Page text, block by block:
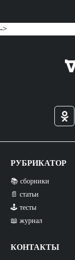
->
РУБРИКАТОР
📚 сборники
📄 статьи
🕹️ тесты
📖 журнал
КОНТАКТЫ